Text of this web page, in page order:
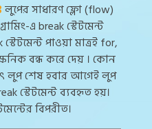
লুপের সাধারণ ফ্লো (flow)
এ break স্টেটমেন্ট
পাওয়া মাত্রই for,
বন্ধ করে দেয় । কোন
লুপ শেষ হবার আগেই লুপ
স্টেটমেন্ট ব্যবহৃত হয়।
বিপরীত।